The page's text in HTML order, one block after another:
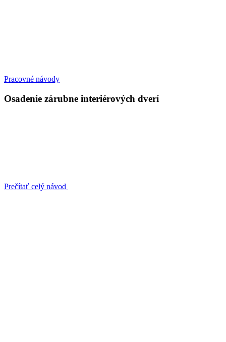
Pracovné návody
Osadenie zárubne interiérových dverí
Prečítať celý návod